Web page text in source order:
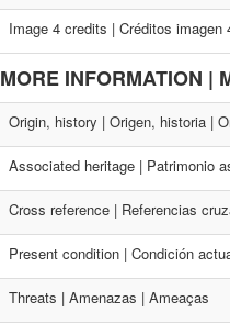
Image 4 credits | Créditos imagen
MORE INFORMATION |
Origin, history | Origen, historia |
Associated heritage | Patrimonio
Cross reference | Referencias
Present condition | Condición
Threats | Amenazas | Ameaças